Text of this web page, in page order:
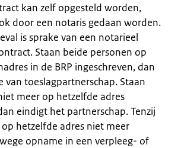
kan zelf opgesteld worden,
door een notaris gedaan worden.
is sprake van een notarieel
Staan beide personen op
in de BRP ingeschreven, dan
van toeslagpartnerschap. Staan
meer op hetzelfde adres
eindigt het partnerschap. Tenzij
hetzelfde adres niet meer
opname in een verpleeg- of